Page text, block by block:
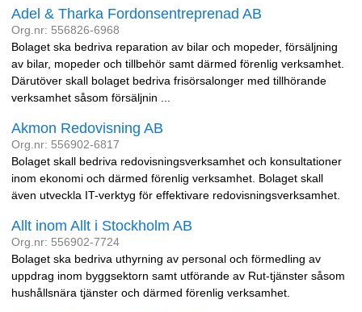
Adel & Tharka Fordonsentreprenad AB
Org.nr: 556826-6968
Bolaget ska bedriva reparation av bilar och mopeder, försäljning
av bilar, mopeder och tillbehör samt därmed förenlig verksamhet.
Därutöver skall bolaget bedriva frisörsalonger med tillhörande
verksamhet såsom försäljnin ...
Akmon Redovisning AB
Org.nr: 556902-6817
Bolaget skall bedriva redovisningsverksamhet och konsultationer
inom ekonomi och därmed förenlig verksamhet. Bolaget skall
även utveckla IT-verktyg för effektivare redovisningsverksamhet.
Allt inom Allt i Stockholm AB
Org.nr: 556902-7724
Bolaget ska bedriva uthyrning av personal och förmedling av
uppdrag inom byggsektorn samt utförande av Rut-tjänster såsom
hushållsnära tjänster och därmed förenlig verksamhet.